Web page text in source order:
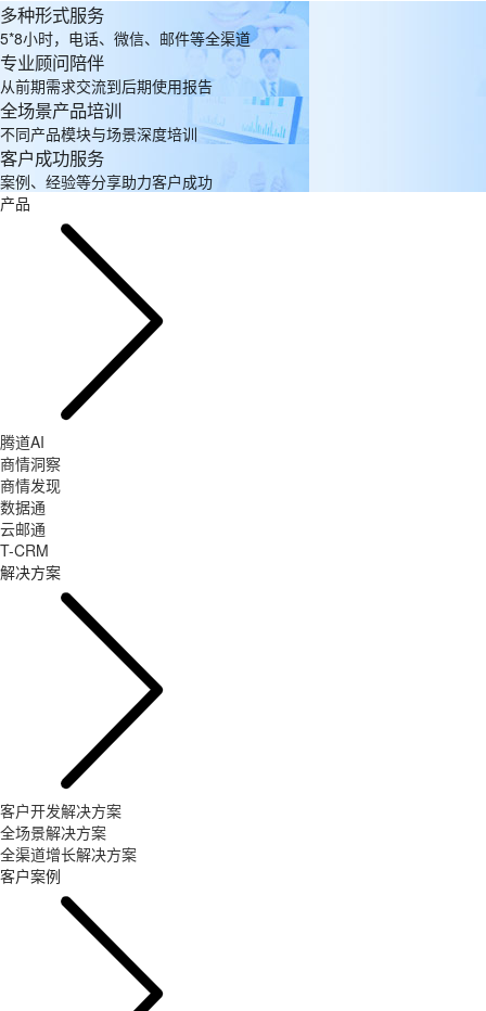
多种形式服务
5*8小时，电话、微信、邮件等全渠道
专业顾问陪伴
从前期需求交流到后期使用报告
全场景产品培训
不同产品模块与场景深度培训
客户成功服务
案例、经验等分享助力客户成功
产品
腾道AI
商情洞察
商情发现
数据通
云邮通
T-CRM
解决方案
客户开发解决方案
全场景解决方案
全渠道增长解决方案
客户案例